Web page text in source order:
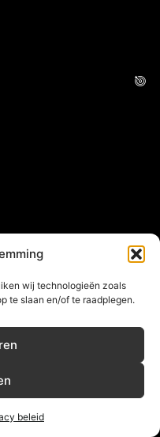
wij technologieën zoals
te slaan en/of te raadplegen.
beleid